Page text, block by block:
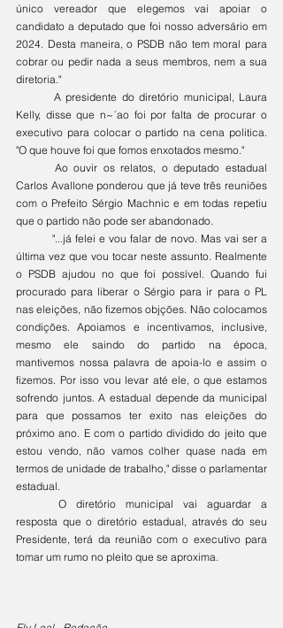
único vereador que elegemos vai apoiar o
candidato a deputado que foi nosso adversário em
2024. Desta maneira, o PSDB não tem moral para
cobrar ou pedir nada a seus membros, nem a sua
diretoria."
Kelly, disse que n~´ao foi por falta de procurar o
executivo para colocar o partido na cena politica.
"O que houve foi que fomos enxotados mesmo."
Carlos Avallone ponderou que já teve três reuniões
com o Prefeito Sérgio Machnic e em todas repetiu
que o partido não pode ser abandonado.
última vez que vou tocar neste assunto. Realmente
o PSDB ajudou no que foi possível. Quando fui
procurado para liberar o Sérgio para ir para o PL
nas eleições, não fizemos objções. Não colocamos
condições. Apoiamos e incentivamos, inclusive,
mesmo ele saindo do partido na época,
mantivemos nossa palavra de apoia-lo e assim o
fizemos. Por isso vou levar até ele, o que estamos
sofrendo juntos. A estadual depende da municipal
para que possamos ter exito nas eleições do
próximo ano. E com o partido dividido do jeito que
estou vendo, não vamos colher quase nada em
termos de unidade de trabalho," disse o parlamentar
estadual.
resposta que o diretório estadual, através do seu
Presidente, terá da reunião com o executivo para
tomar um rumo no pleito que se aproxima.